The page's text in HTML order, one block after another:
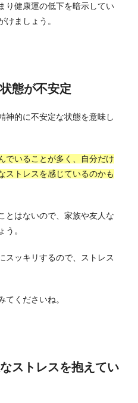
り健康運の低下を暗示してい
けましょう。
態が不安定
神的に不安定な状態を意味し
でいることが多く、自分だけ
ストレスを感じているのかも
とはないので、家族や友人な
う。
スッキリするので、ストレス
てくださいね。
ストレスを抱えてい